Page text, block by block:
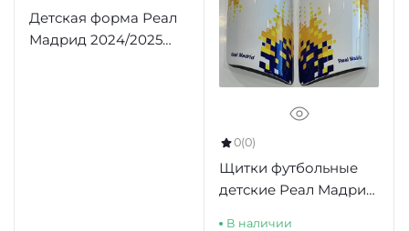
Детская форма Реал
Мадрид 2024/2025
0(0)
Щитки футбольные
детские Реал Мадрид,
В наличии